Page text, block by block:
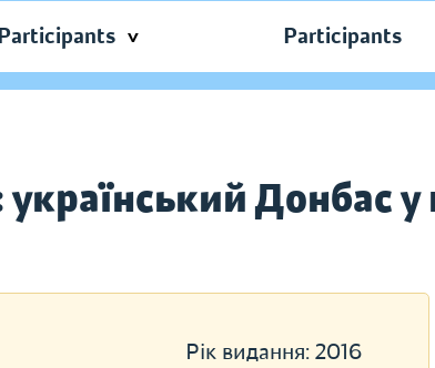
Participants
український Донбас
Рік видання: 2016